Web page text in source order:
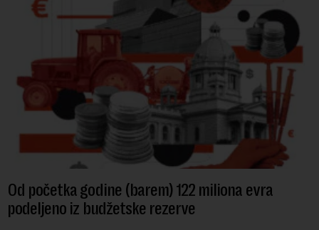
Od početka godine (barem) 122 miliona evra
podeljeno iz budžetske rezerve